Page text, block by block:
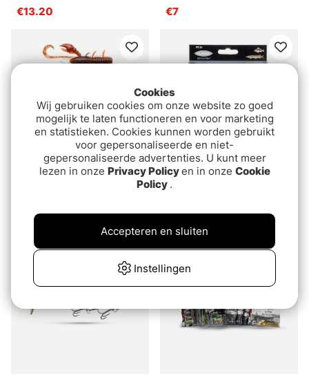
€13.20
€7
€9.70
Fladen Popper 8,7cm
€6.10
Uitverkocht Uitverkocht
Cookies
Wij gebruiken cookies om onze website zo goed
mogelijk te laten functioneren en voor marketing
en statistieken. Cookies kunnen worden gebruikt
voor gepersonaliseerde en niet-
gepersonaliseerde advertenties. U kunt meer
lezen in onze Privacy Policyen in onze Cookie
Policy .
Instellingen
Accepteren en sluiten